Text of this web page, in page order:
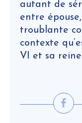
autant de
entre
troublante
contexte
VI et sa